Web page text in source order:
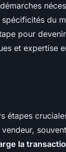
du
pour devenir
et expertise
étapes
vendeur,
la